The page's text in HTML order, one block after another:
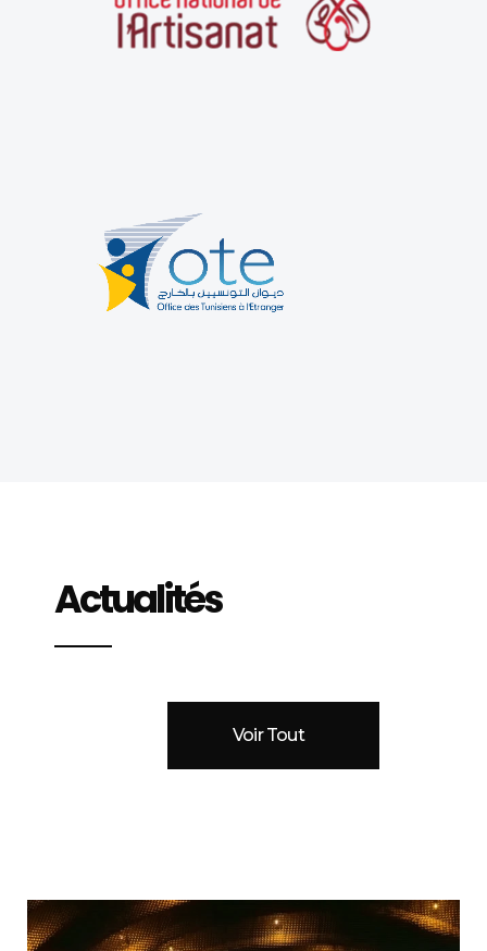
Actualités
Voir Tout